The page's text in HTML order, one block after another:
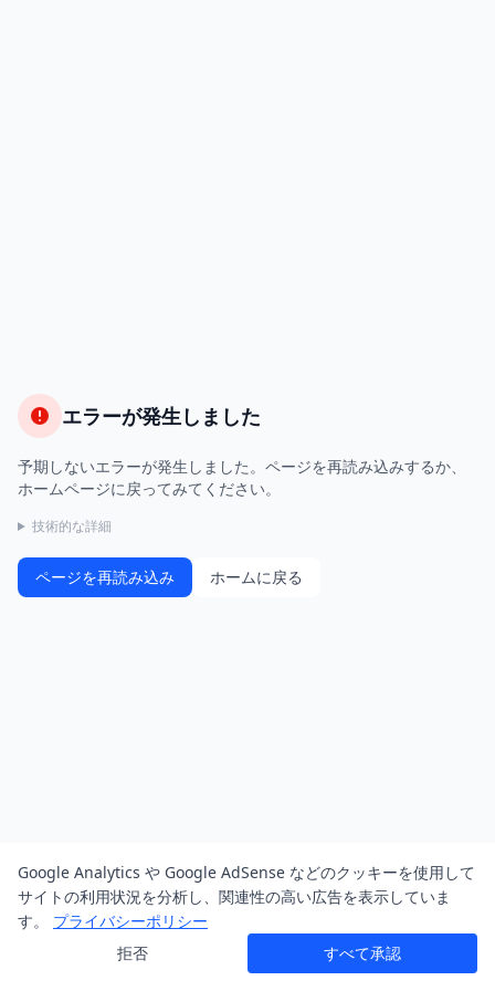
エラーが発生しました
予期しないエラーが発生しました。ページを再読み込みするか、
ホームページに戻ってみてください。
技術的な詳細
ページを再読み込み ホームに戻る
Google Analytics や Google AdSense などのクッキーを使用して
サイトの利用状況を分析し、関連性の高い広告を表示していま
す。
プライバシーポリシー
拒否
すべて承認